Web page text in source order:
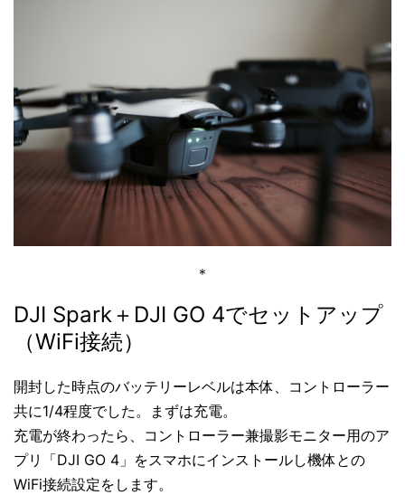
＊
DJI Spark＋DJI GO 4でセットアップ
（WiFi接続）
開封した時点のバッテリーレベルは本体、コントローラー
共に1/4程度でした。まずは充電。
充電が終わったら、コントローラー兼撮影モニター用のア
プリ「DJI GO 4」をスマホにインストールし機体との
WiFi接続設定をします。